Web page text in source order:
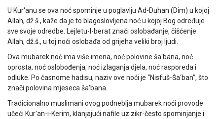
U Kur'anu se ova noć spominje u poglavlju Ad-Duhan (Dim) u kojoj
Allah, dž.š., kaže da je to blagoslovljena noć u kojoj Bog određuje
sve svoje odredbe. Lejletu-l-berat znači oslobađanje, čišćenje.
Allah, dž.š., u toj noći oslobađa od grijeha veliki broj ljudi.
Ova mubarek noć ima više imena, noć polovine ša'bana, noć
oprosta, noć oslobođenja, noć izlaganja djela, noć rasporeda i
odluke. Po časnome hadisu, naziv ove noći je “Nisfuš-Ša‘ban”, što
znači polovina mjeseca ša'bana.
Tradicionalno muslimani ovog podneblja mubarek noći provode
učeći Kur'an-i-Kerim, klanjajući nafile uz zikr-često spominjanje i